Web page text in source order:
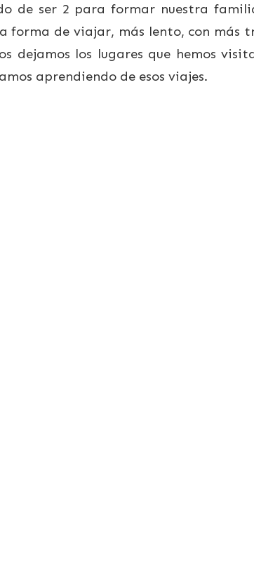
de ser 2 para formar nuestra
forma de viajar, más lento, con más
dejamos los lugares que hemos
aprendiendo de esos viajes.